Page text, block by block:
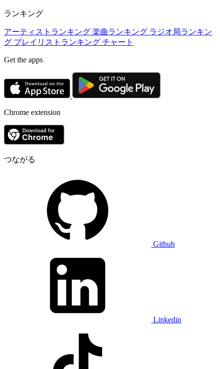
ランキング
アーティストランキング 楽曲ランキング ラジオ局ランキン
グ プレイリストランキング チャート
Get the apps
Chrome extension
つながる
Github
Linkedin